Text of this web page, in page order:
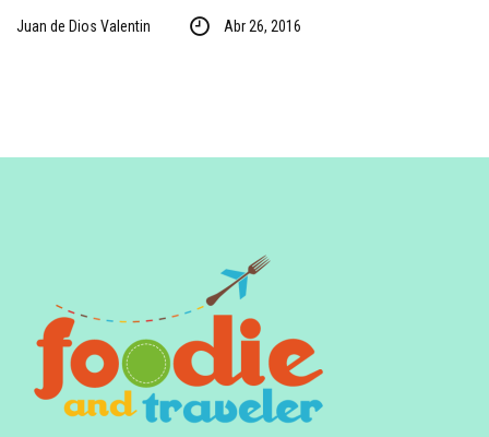
Juan de Dios Valentin Abr 26, 2016